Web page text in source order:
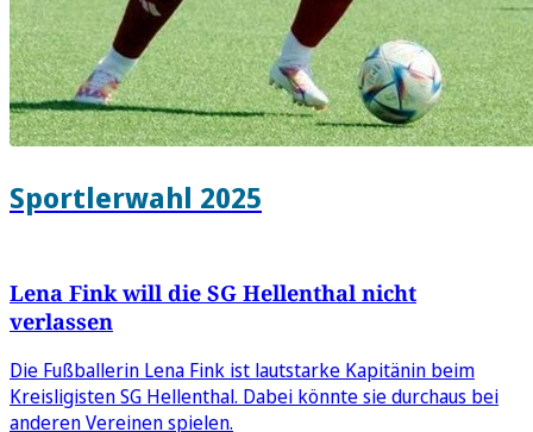
Sportlerwahl 2025
Lena Fink will die SG Hellenthal nicht
verlassen
Die Fußballerin Lena Fink ist lautstarke Kapitänin beim
Kreisligisten SG Hellenthal. Dabei könnte sie durchaus bei
anderen Vereinen spielen.